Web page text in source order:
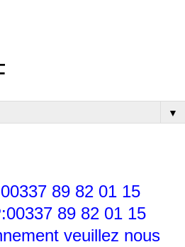
▼
89 82 01 15
89 82 01 15
veuillez nous